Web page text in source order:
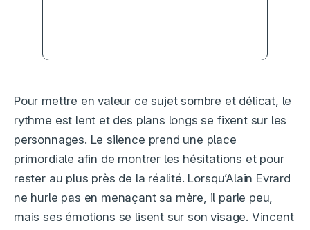
Pour mettre en valeur ce sujet sombre et délicat, le
rythme est lent et des plans longs se fixent sur les
personnages. Le silence prend une place
primordiale afin de montrer les hésitations et pour
rester au plus près de la réalité. Lorsqu’Alain Evrard
ne hurle pas en menaçant sa mère, il parle peu,
mais ses émotions se lisent sur son visage. Vincent